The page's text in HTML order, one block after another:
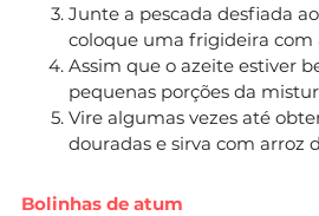
Junte a pescada desfiada
coloque uma frigideira com
Assim que o azeite estiver
pequenas porções da
Vire algumas vezes até
douradas e sirva com arroz
Bolinhas de atum